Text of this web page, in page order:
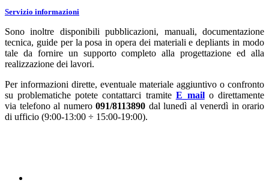
Servizio informazioni
Sono inoltre disponibili pubblicazioni, manuali, documentazione
tecnica, guide per la posa in opera dei materiali e depliants in modo
tale da fornire un supporto completo alla progettazione ed alla
realizzazione dei lavori.
Per informazioni dirette, eventuale materiale aggiuntivo o confronto
su problematiche potete contattarci tramite E_mailo direttamente
via telefono al numero 091/8113890 dal lunedì al venerdì in orario
di ufficio (9:00-13:00 ÷ 15:00-19:00).